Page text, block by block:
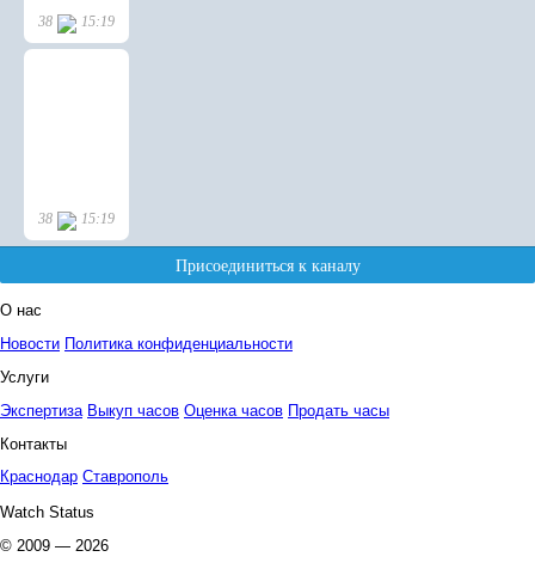
О нас
Новости Политика конфиденциальности
Услуги
Экспертиза Выкуп часов Оценка часов Продать часы
Контакты
Краснодар Ставрополь
Watch Status
© 2009 — 2026